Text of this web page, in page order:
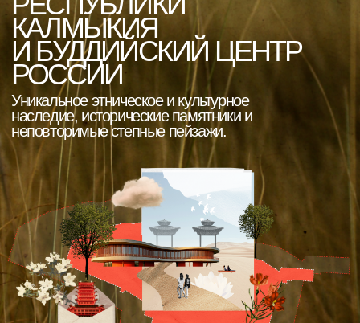
Город создает идеальные условия
для активного отдыха и духовного
развития.
Чтобы привлечь больше людей,
заинтересованных в личностном росте, познании
калмыцких обычаев и культуры, мы разработали
проектмногофункционального ретритного
маршрута.Главным его объектом станет
ретритный центр, в котором посетители смогут
практиковать йогу, участвовать в мастер-классах
и знакомиться с национальной кухней.
ПЕРСПЕКТИВНОЕ
НАПРАВЛЕНИЕ
— РЕТРИТНЫЕ
ТУРЫ